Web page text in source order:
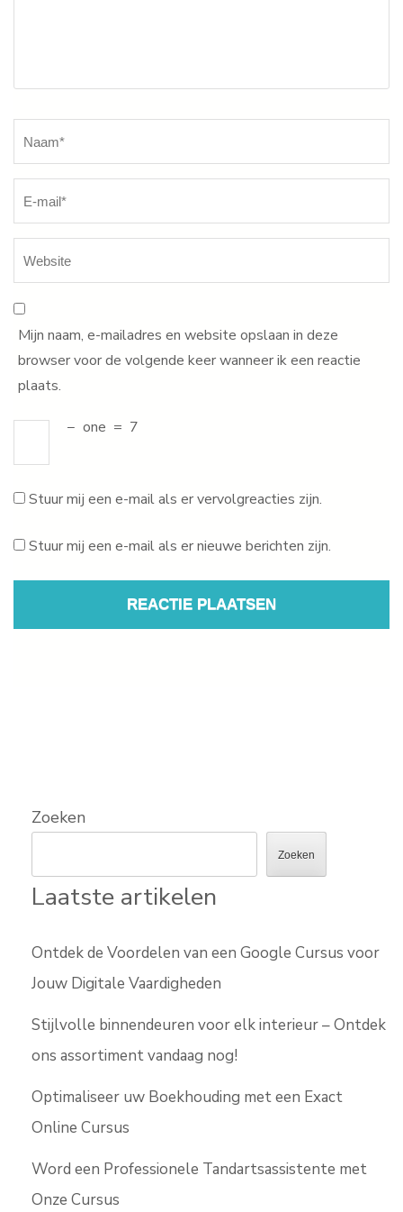
Mijn naam, e-mailadres en website opslaan in deze
browser voor de volgende keer wanneer ik een reactie
plaats.
− one = 7
Stuur mij een e-mail als er vervolgreacties zijn.
Stuur mij een e-mail als er nieuwe berichten zijn.
Zoeken
Zoeken
Laatste artikelen
Ontdek de Voordelen van een Google Cursus voor
Jouw Digitale Vaardigheden
Stijlvolle binnendeuren voor elk interieur – Ontdek
ons assortiment vandaag nog!
Optimaliseer uw Boekhouding met een Exact
Online Cursus
Word een Professionele Tandartsassistente met
Onze Cursus